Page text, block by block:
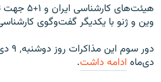
وین و ژنو با یکدیگر گفت‌وگوی
دی‌ماه ادامه داشت.